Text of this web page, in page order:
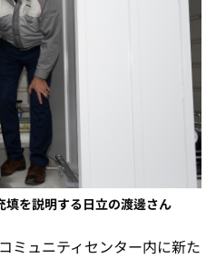
填を説明する日立の渡邊さん
ミュニティセンター内に新た